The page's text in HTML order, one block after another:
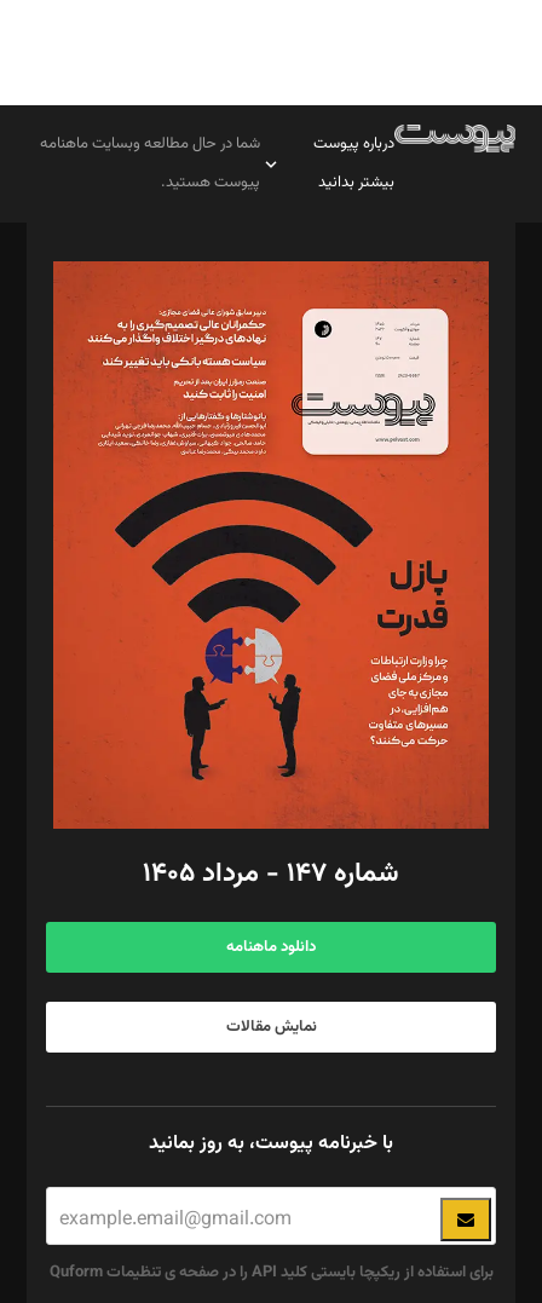
درباره پیوست
بیشتر بدانید
شما در حال مطالعه وبسایت ماهنامه
پیوست هستید.
مدیر مسئول: محمدباقر اثنی‌عشری
سردبیر: مهرک محمودی
دبیر تحریریه: میثم قاسمی
د‌بیر ناداستان: سمانه سمیع
د‌بیر خدمت و تجارت: ابوالفضل رجبی
د‌بیر حقوق فناوری: حسام‌الدین ایپکچی
د‌بیر پیوست جهان: مینا پاکدل
د‌بیر تحریریه آنلاین: بابک نقاش
تحریریه‌: مجتبی محمود‌ی، آرش برهمند، یسنا امان‌پور، سروش کرمیان،
مصطفی مسجدی آرانی، ابوالفضل رجبی، زهرا فکرانه، فائزه فتحی
رستمی،مصطفی باستان
ویرایش: نگار استاد‌‌آقا
طراح یونیفرم: مجید توکلی
فیلمبرداری و عکاسی: امیر شفیعی، مانی لطفی زاده
گرافیک و صفحه‌آرایی: سید‌سبحان‌علی ثابت
مد‌یر توسعه تجاری: کامبیز برید‌
امور مالی: شاپور رهبری، محمد‌ کاظمی‌نیا
آگهی و مشترکین: ۰۹۱۹۹۹۹۰۴۵۴
شماره ۱۴۷ - مرداد ۱۴۰۵
دانلود ماهنامه
نمایش مقالات
با خبرنامه پیوست، به روز بمانید
برای استفاده از ریکپچا بایستی کلید API را در صفحه ی تنظیمات Quform